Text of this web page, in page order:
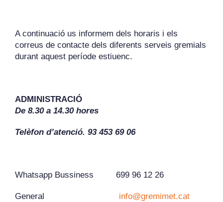
A continuació us informem dels horaris i els
correus de contacte dels diferents serveis gremials
durant aquest període estiuenc.
ADMINISTRACIÓ
De 8.30 a 14.30 hores
Telèfon d’atenció. 93 453 69 06
Whatsapp Bussiness 699 96 12 26
General info@gremimet.cat